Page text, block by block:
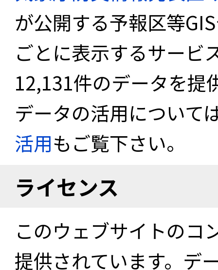
が公開する予報区等
ごとに表示するサービ
12,131件のデータを提
データの活用について
活用もご覧下さい。
ライセンス
このウェブサイトのコ
提供されています。デ